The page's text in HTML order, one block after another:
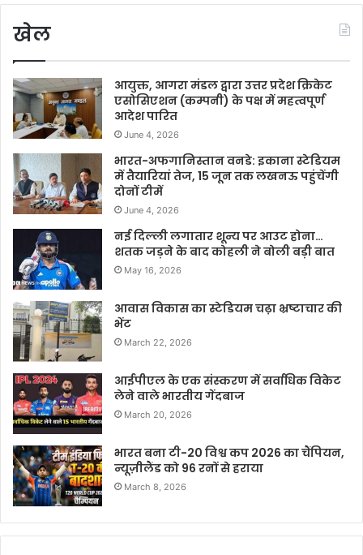
खेल
आयुक्त, आगरा मंडल द्वारा उत्तर प्रदेश क्रिकेट
एसोसिएशन (कम्पनी) के पक्ष में महत्वपूर्ण
आदेश पारित
June 4, 2026
भारत-अफगानिस्तान वनडे: इकाना स्टेडियम
में तैयारियां तेज, 15 जून तक लखनऊ पहुंचेंगी
दोनों टीमें
June 4, 2026
नई दिल्ली लगातार शून्य पर आउट होना…
शतक जड़ने के बाद कोहली ने बोली बड़ी बात
May 16, 2026
आवास विकास का स्टेडियम चढ़ा भ्रष्टाचार की
भेंट
March 22, 2026
आईपीएल के एक संस्करण में सर्वाधिक विकेट
लेने वाले भारतीय गेंदबाज
March 20, 2026
भारत बना टी-20 विश्व कप 2026 का चैंपियन,
न्यूज़ीलैंड को 96 रनों से हराया
March 8, 2026